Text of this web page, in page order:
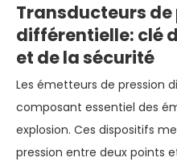
Transducteurs de
différentielle: clé
et de la sécurité
Les émetteurs de pression
composant essentiel des
explosion. Ces dispositifs
pression entre deux points